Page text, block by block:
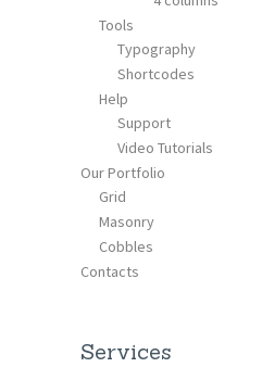
Tools
Typography
Shortcodes
Help
Support
Video Tutorials
Our Portfolio
Grid
Masonry
Cobbles
Contacts
Services